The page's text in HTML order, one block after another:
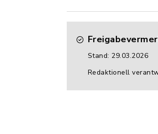
Stand: 29.03.2026
Redaktionell